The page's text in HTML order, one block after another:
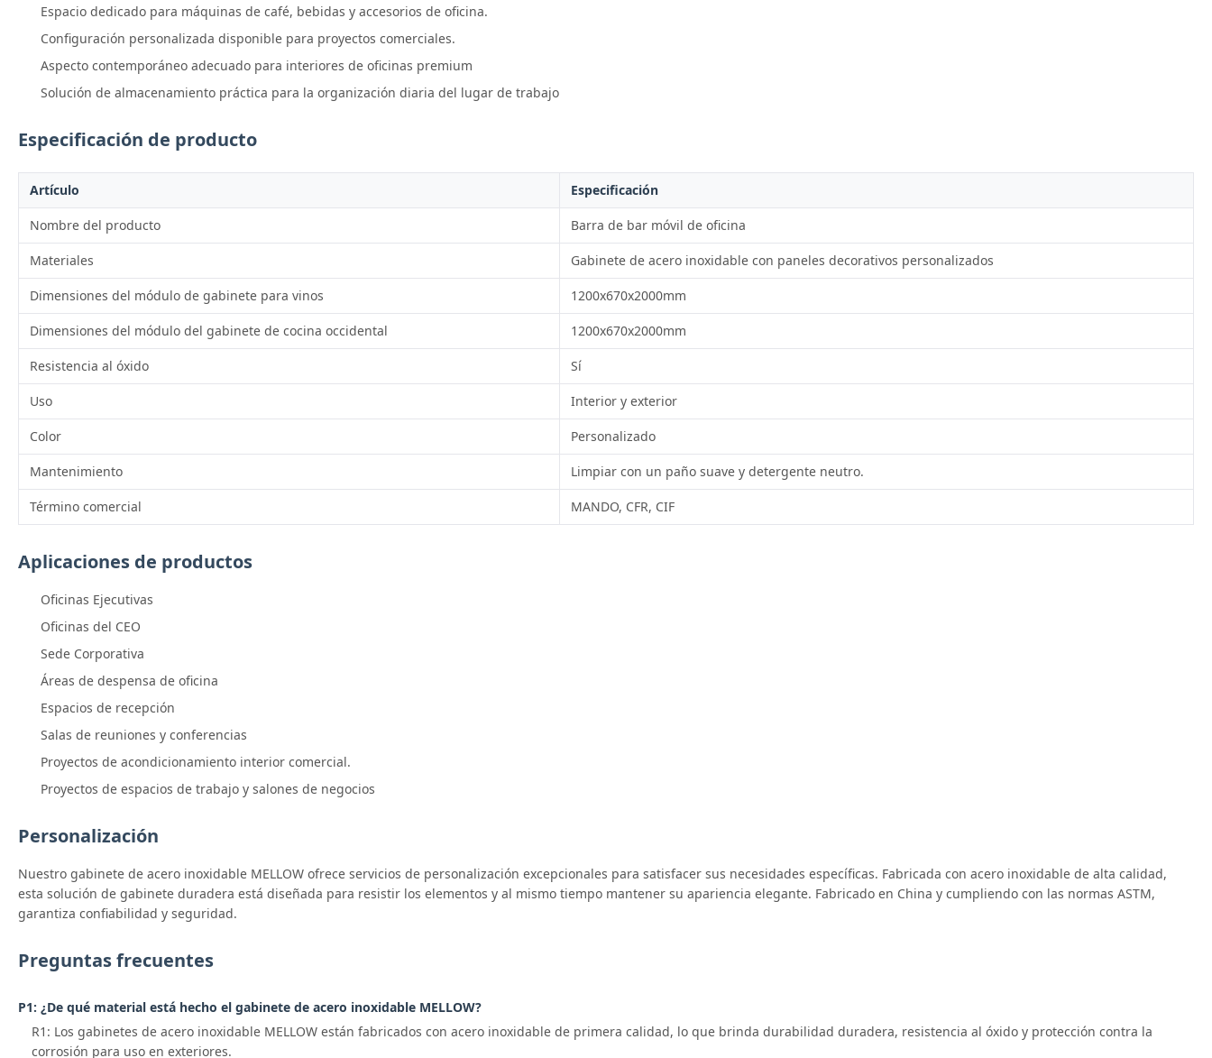
Espacio dedicado para máquinas de café, bebidas y accesorios de oficina.
Configuración personalizada disponible para proyectos comerciales.
Aspecto contemporáneo adecuado para interiores de oficinas premium
Solución de almacenamiento práctica para la organización diaria del lugar de trabajo
Especificación de producto
Artículo Especificación
Nombre del producto Barra de bar móvil de oficina
Materiales Gabinete de acero inoxidable con paneles decorativos personalizados
Dimensiones del módulo de gabinete para vinos 1200x670x2000mm
Dimensiones del módulo del gabinete de cocina occidental 1200x670x2000mm
Resistencia al óxido Sí
Uso Interior y exterior
Color Personalizado
Mantenimiento Limpiar con un paño suave y detergente neutro.
Término comercial MANDO, CFR, CIF
Aplicaciones de productos
Oficinas Ejecutivas
Oficinas del CEO
Sede Corporativa
Áreas de despensa de oficina
Espacios de recepción
Salas de reuniones y conferencias
Proyectos de acondicionamiento interior comercial.
Proyectos de espacios de trabajo y salones de negocios
Personalización
Nuestro gabinete de acero inoxidable MELLOW ofrece servicios de personalización excepcionales para satisfacer sus necesidades específicas. Fabricada con acero inoxidable de alta calidad,
esta solución de gabinete duradera está diseñada para resistir los elementos y al mismo tiempo mantener su apariencia elegante. Fabricado en China y cumpliendo con las normas ASTM,
garantiza confiabilidad y seguridad.
Preguntas frecuentes
P1: ¿De qué material está hecho el gabinete de acero inoxidable MELLOW?
R1: Los gabinetes de acero inoxidable MELLOW están fabricados con acero inoxidable de primera calidad, lo que brinda durabilidad duradera, resistencia al óxido y protección contra la
corrosión para uso en exteriores.